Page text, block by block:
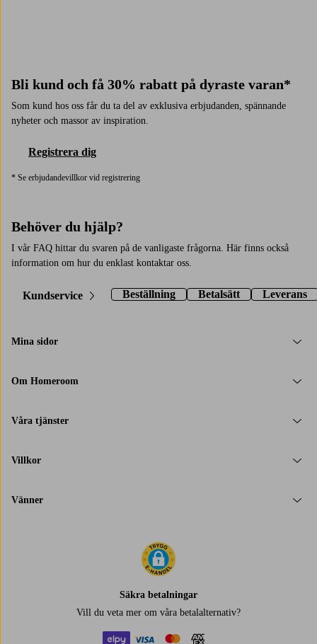
Bli kund och få 30% rabatt på dyraste varan*
Som kund hos oss får du ta del av exklusiva erbjudanden, spännande
nyheter och massor av inspiration.
Registrera dig
* Se erbjudandevillkor vid registrering
Behöver du hjälp?
I vår FAQ hittar du svaren på de vanligaste frågorna. Här finns också
information om hur du enklast kontaktar oss.
Kundservice Beställning Betalsätt Leverans
Mina sidor
Om Homeroom
Våra tjänster
Villkor
Vänner
Säkra betalningar
Vill du veta mer om våra betalalternativ?